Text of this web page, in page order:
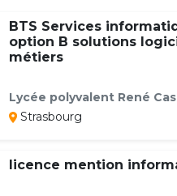
BTS Services
option B solutions
métiers
Lycée polyvalent René
Strasbourg
licence mention